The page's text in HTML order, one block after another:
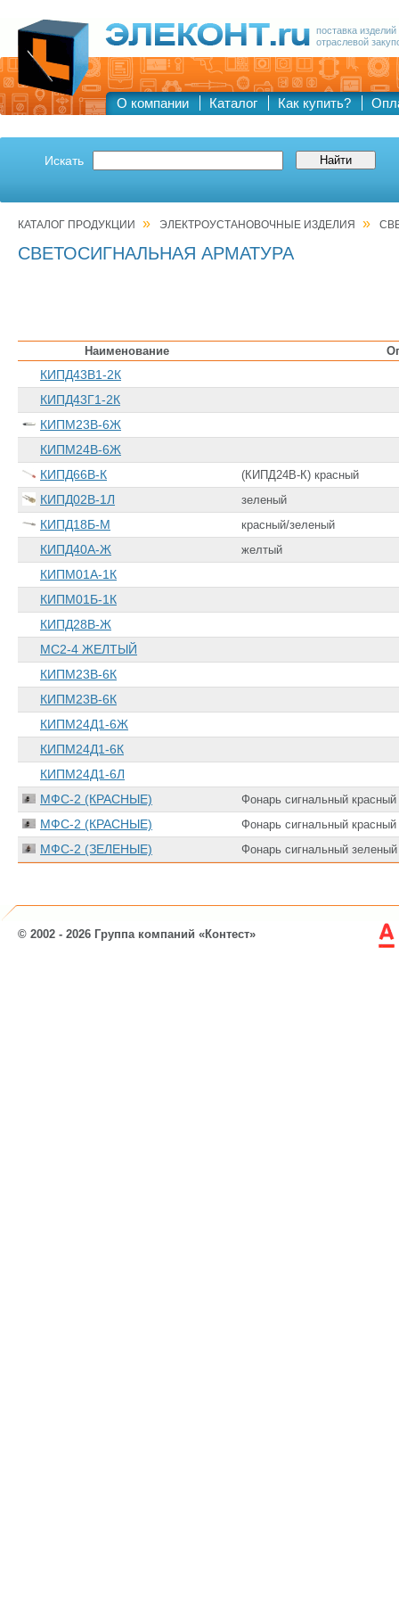
поставка
отраслевой
О компании Каталог Как купить?
Искать
КАТАЛОГ ПРОДУКЦИИ » ЭЛЕКТРОУСТАНОВОЧНЫЕ ИЗДЕЛИЯ »
СВЕТОСИГНАЛЬНАЯ АРМАТУРА
Наименование
КИПД43В1-2К
КИПД43Г1-2К
КИПМ23В-6Ж
КИПМ24В-6Ж
КИПД66В-К
(КИПД24В-К) красный
КИПД02В-1Л зеленый
КИПД18Б-М красный/зеленый
КИПД40А-Ж желтый
КИПМ01А-1К
КИПМ01Б-1К
КИПД28В-Ж
МС2-4 ЖЕЛТЫЙ
КИПМ23В-6К
КИПМ23В-6К
КИПМ24Д1-6Ж
КИПМ24Д1-6К
КИПМ24Д1-6Л
МФС-2 (КРАСНЫЕ)
Фонарь сигнальный
МФС-2 (КРАСНЫЕ) Фонарь сигнальный
МФС-2 (ЗЕЛЕНЫЕ) Фонарь сигнальный
© 2002 - 2026 Группа компаний «Контест»